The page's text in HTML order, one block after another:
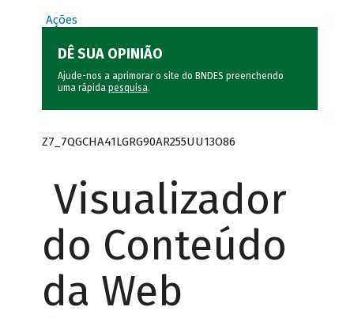
Ações
DÊ SUA OPINIÃO
Ajude-nos a aprimorar o site do BNDES preenchendo
uma rápida pesquisa.
Z7_7QGCHA41LGRG90AR255UU13O86
Visualizador
do Conteúdo
da Web